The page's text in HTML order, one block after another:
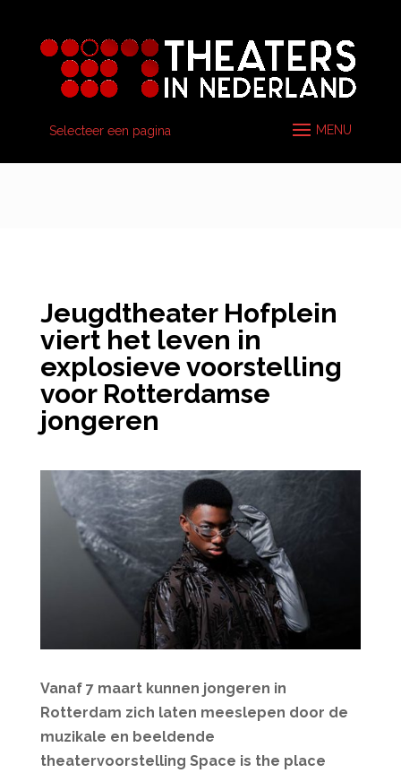
Selecteer een pagina
Jeugdtheater Hofplein
viert het leven in
explosieve voorstelling
voor Rotterdamse
jongeren
Vanaf 7 maart kunnen jongeren in
Rotterdam zich laten meeslepen door de
muzikale en beeldende
theatervoorstelling Space is the place